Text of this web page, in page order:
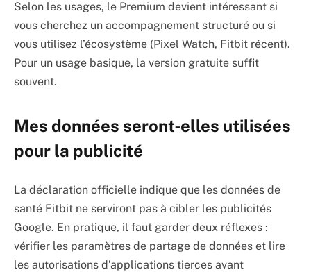
Selon les usages, le Premium devient intéressant si
vous cherchez un accompagnement structuré ou si
vous utilisez l’écosystème (Pixel Watch, Fitbit récent).
Pour un usage basique, la version gratuite suffit
souvent.
Mes données seront‑elles utilisées
pour la publicité
La déclaration officielle indique que les données de
santé Fitbit ne serviront pas à cibler les publicités
Google. En pratique, il faut garder deux réflexes :
vérifier les paramètres de partage de données et lire
les autorisations d’applications tierces avant